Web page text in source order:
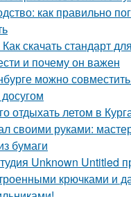
как правильно
скачать стандарт для
и почему он важен
можно
отдыхать летом в
своими руками:
бумаги
Unknown Untitled
крючками и